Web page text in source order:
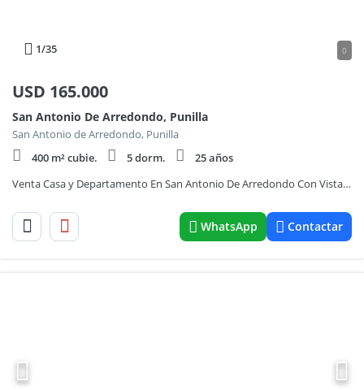
1/35 0
USD 165.000
San Antonio De Arredondo, Punilla
San Antonio de Arredondo, Punilla
400 m² cubie.
5 dorm.
25 años
Venta Casa y Departamento En San Antonio De Arredondo Con Vista A Las Sierras y Pileta
WhatsApp Contactar